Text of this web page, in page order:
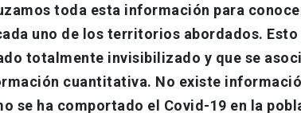
toda esta información para
uno de los territorios abordados. Esto
totalmente invisibilizado y que se
cuantitativa. No existe
se ha comportado el Covid-19 en la